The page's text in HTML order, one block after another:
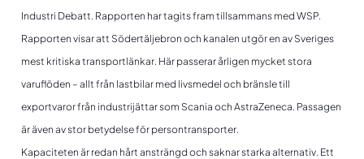
Industri Debatt. Rapporten har tagits fram tillsammans med WSP.
Rapporten visar att Södertäljebron och kanalen utgör en av Sveriges
mest kritiska transportlänkar. Här passerar årligen mycket stora
varuflöden – allt från lastbilar med livsmedel och bränsle till
exportvaror från industrijättar som Scania och AstraZeneca. Passagen
är även av stor betydelse för persontransporter.
Kapaciteten är redan hårt ansträngd och saknar starka alternativ. Ett